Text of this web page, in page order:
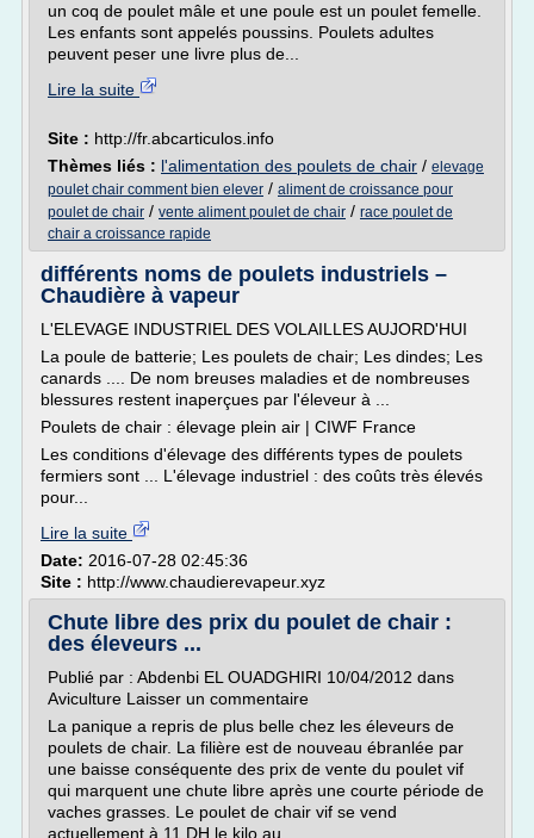
un coq de poulet mâle et une poule est un poulet femelle.
Les enfants sont appelés poussins. Poulets adultes
peuvent peser une livre plus de...
Lire la suite
Site : http://fr.abcarticulos.info
Thèmes liés : l'alimentation des poulets de chair / elevage
poulet chair comment bien elever / aliment de croissance pour
poulet de chair / vente aliment poulet de chair / race poulet de
chair a croissance rapide
différents noms de poulets industriels –
Chaudière à vapeur
L'ELEVAGE INDUSTRIEL DES VOLAILLES AUJORD'HUI
La poule de batterie; Les poulets de chair; Les dindes; Les
canards .... De nom breuses maladies et de nombreuses
blessures restent inaperçues par l'éleveur à ...
Poulets de chair : élevage plein air | CIWF France
Les conditions d'élevage des différents types de poulets
fermiers sont ... L'élevage industriel : des coûts très élevés
pour...
Lire la suite
Date: 2016-07-28 02:45:36
Site : http://www.chaudierevapeur.xyz
Chute libre des prix du poulet de chair :
des éleveurs ...
Publié par : Abdenbi EL OUADGHIRI 10/04/2012 dans
Aviculture Laisser un commentaire
La panique a repris de plus belle chez les éleveurs de
poulets de chair. La filière est de nouveau ébranlée par
une baisse conséquente des prix de vente du poulet vif
qui marquent une chute libre après une courte période de
vaches grasses. Le poulet de chair vif se vend
actuellement à 11 DH le kilo au...